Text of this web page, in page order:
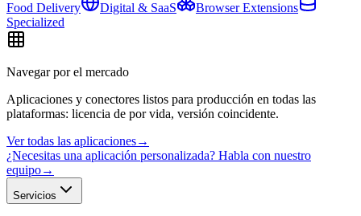
Food Delivery
Digital & SaaS
Browser Extensions
Specialized
Navegar por el mercado
Aplicaciones y conectores listos para producción en todas las
plataformas: licencia de por vida, versión coincidente.
Ver todas las aplicaciones→
¿Necesitas una aplicación personalizada? Habla con nuestro
equipo→
Servicios